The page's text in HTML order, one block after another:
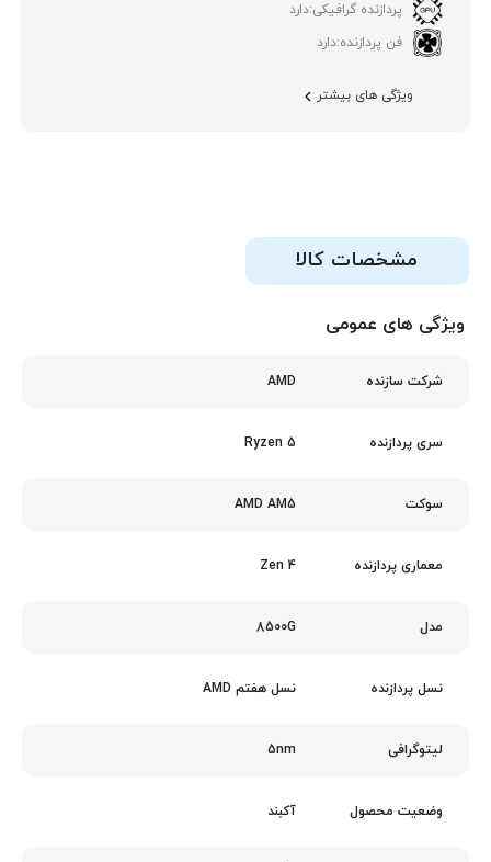
پردازنده گرافیکی:دارد
فن پردازنده:دارد
ویژگی های بیشتر
مشخصات کالا
ویژگی های عمومی
شرکت سازنده AMD
سری پردازنده Ryzen 5
سوکت AMD AM5
معماری پردازنده Zen 4
مدل 8500G
نسل پردازنده نسل هفتم AMD
لیتوگرافی 5nm
وضعیت محصول آکبند